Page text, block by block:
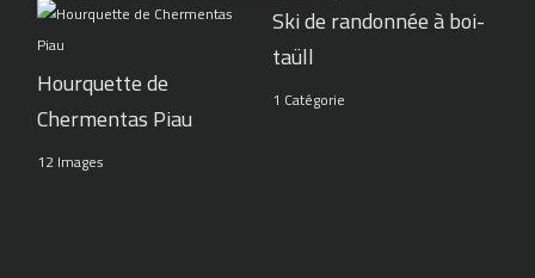
Hourquette de
Chermentas Piau
12 Images
Ski de randonnée à boi-
taüll
1 Catégorie